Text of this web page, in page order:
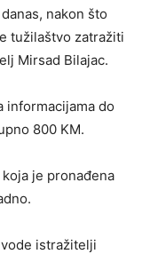
nakon što
tužilaštvo zatražiti
Mirsad Bilajac.
informacijama do
800 KM.
je pronađena
istražitelji